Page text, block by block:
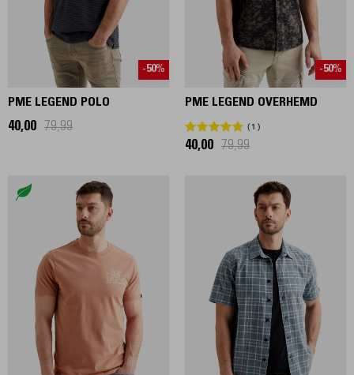
-50%
PME LEGEND POLO
40,00 79,99
-50%
PME LEGEND OVERHEMD
1
40,00 79,99